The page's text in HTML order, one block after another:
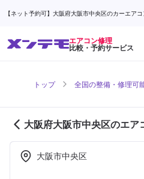
【ネット予約可】大阪府大阪市中央区のカーエア
エアコン修理
比較・予約サービス
トップ 全国の整備・修理可
大阪府大阪市中央区のエア
理対応店舗紹介 (1ページ目)
大阪市中央区